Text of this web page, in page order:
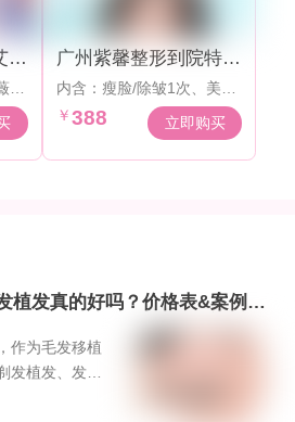
莉
广州紫馨整形到院特惠
卡388元
内含：瘦脸/除皱1次、美自
水光1次、整形抵用券500-
1000元
￥388 立即购买
植发真的好吗？价格表&案例分
键预约！-新颜智尚小程序一键
作为毛发移植
发植发、发际